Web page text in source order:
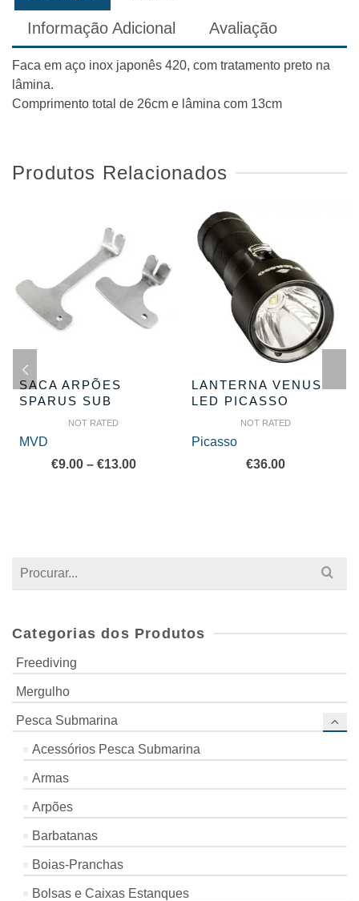
Informação Adicional Avaliação
Faca em aço inox japonês 420, com tratamento preto na
lâmina.
Comprimento total de 26cm e lâmina com 13cm
Produtos Relacionados
SACA ARPÕES
SPARUS SUB
NOT RATED
MVD
€9.00 – €13.00Price
LANTERNA VENUS
LED PICASSO
NOT RATED
Picasso
€36.00
Search
Categorias dos Produtos
Freediving
Mergulho
Pesca Submarina
Acessórios Pesca Submarina
Armas
Arpões
Barbatanas
Boias-Pranchas
Bolsas e Caixas Estanques